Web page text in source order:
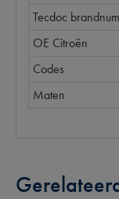
Tecdoc
OE Citroën
Codes
Maten